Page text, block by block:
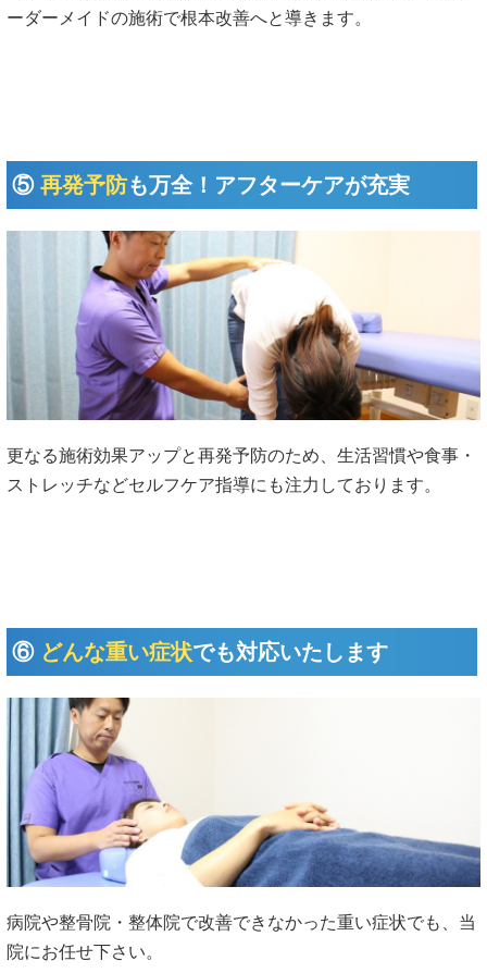
ーダーメイドの施術で根本改善へと導きます。
⑤ 再発予防も万全！アフターケアが充実
更なる施術効果アップと再発予防のため、生活習慣や食事・
ストレッチなどセルフケア指導にも注力しております。
⑥ どんな重い症状でも対応いたします
病院や整骨院・整体院で改善できなかった重い症状でも、当
院にお任せ下さい。